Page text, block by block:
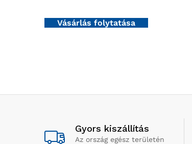
Vásárlás folytatása
Gyors kiszállítás
Az ország egész területén